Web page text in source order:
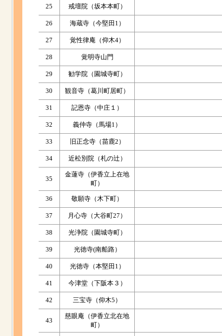
25 戒壇院（坂本本町）
26 海蔵寺（今堅田1）
27 覚性律庵（仰木4）
28 覚明寺山門
29 勧学院（園城寺町）
30 観音寺（葛川町居町）
31 記恩寺（中庄１）
32 義仲寺（馬場1）
33 旧正念寺（苗鹿2）
34 近松別院（札の辻）
35
金蓮寺（伊香立上在地
町）
36 敬願寺（木下町）
37 月心寺（大谷町27）
38 光浄院（園城寺町）
39 光徳寺(南船路）
40 光徳寺（本堅田1）
41 今津堂（下阪本３）
42 三宝寺（仰木5）
43
慈眼庵（伊香立北在地
町）